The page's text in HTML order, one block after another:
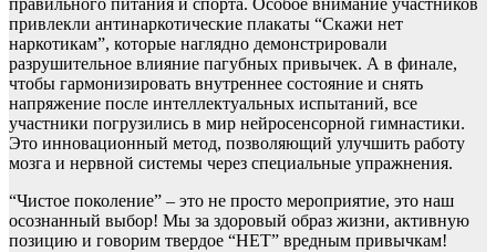
правильного питания и спорта. Особое внимание участников
привлекли антинаркотические плакаты “Скажи нет
наркотикам”, которые наглядно демонстрировали
разрушительное влияние пагубных привычек. А в финале,
чтобы гармонизировать внутреннее состояние и снять
напряжение после интеллектуальных испытаний, все
участники погрузились в мир нейросенсорной гимнастики.
Это инновационный метод, позволяющий улучшить работу
мозга и нервной системы через специальные упражнения.
“Чистое поколение” – это не просто мероприятие, это наш
осознанный выбор! Мы за здоровый образ жизни, активную
позицию и говорим твердое “НЕТ” вредным привычкам!